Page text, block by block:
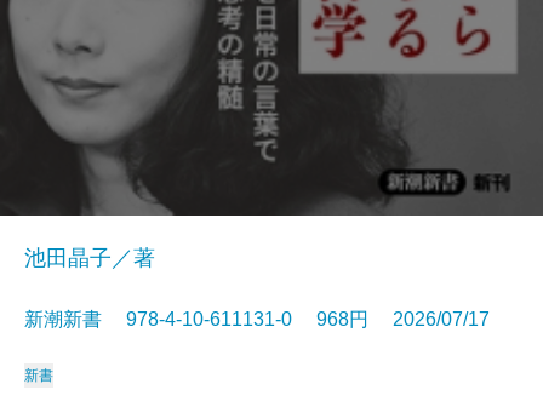
池田晶子／著
新潮新書 978-4-10-611131-0 968円 2026/07/17
新書